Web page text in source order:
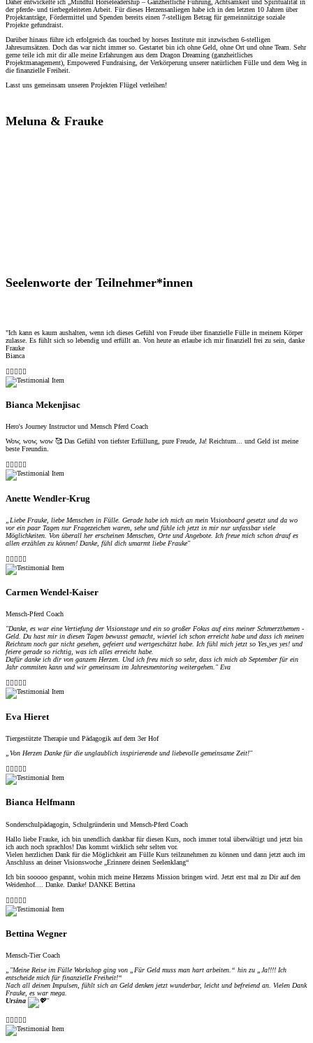
Daher entwickelte ich „Mindful Horseleadership – Ganzheitliche Führung, Achtsamkeit und Spiritualität in
der pferde- und tierbegeleiteten Arbeit. Für dieses Herzensanliegen habe ich in den letzten 10 Jahren über
Projektanträge, Fördermittel und Spenden bereits einen 7-stelligen Betrag für gemeinnützige soziale
Projekte gefundraist.
Darüber hinaus führe ich erfolgreich das touched by horses Institute mit inzwischen 6-stelligen
Jahresumsätzen. Doch das war nicht immer so. Gestartet bin ich ohne Geld, ohne Ort und ohne Team. Sehr
gerne teile ich mit dir alle meine Erfahrungen aus dem Dragon Dreaming (ganzheitliches
Projektmanagement), Empowered Fundraising, der Verkörperung unserer natürlichen Fülle und dem Weg in
die finanzielle Freiheit.
Lasst uns gemeinsam unseren Projekten Flügel verleihen!
Meluna & Frauke
Seelenworte der Teilnehmer*innen
"Ich kann es kaum aushalten, wenn ich dieses Gefühl von Freude über finanzielle Fülle in meinem Körper
zulasse. Es fühlt sich so lebendig und erfüllt an. Von heute an erlaube ich mir finanziell frei zu sein, danke
Frauke
Bianca

Bianca Mekenjisac
Hero's Journey Instructor und Mensch Pferd Coach
Wow, wow, wow 🥰 Das Gefühl von tiefster Erfüllung, pure Freude, Ja! Reichtum... und Geld ist meine
beste Freundin.

Anette Wendler-Krug
„Liebe Frauke, liebe Menschen in Fülle. Gerade habe ich mich an mein Visionboard gesetzt und da wo
vor ein paar Tagen nur Fragezeichen waren, sehe und fühle ich jetzt in mir nur unfassbar viele
Möglichkeiten. Von überall her erscheinen Menschen, Orte und Angebote. Ich freue mich schon drauf es
allen erzählen zu können! Danke, fühl dich umarmt liebe Frauke"

Carmen Wendel-Kaiser
Mensch-Pferd Coach
"Danke, es war eine Vertiefung der Visionstage und ein so großer Fokus auf eins meiner Schmerzthemen -
Geld. Du hast mir in diesen Tagen bewusst gemacht, wieviel ich schon erreicht habe und dass ich meinen
Reichtum noch gar nicht gesehen, gefeiert und wertgeschätzt habe. Ich fühl mich jetzt so Yes,yes yes! und
feiere gerade so richtig, was ich alles erreicht habe.
Dafür danke ich dir von ganzem Herzen. Und ich freu mich so sehr, dass ich mich ab September für ein
Jahr commiten kann und wir gemeinsam im Jahresmentoring weitergehen." Eva

Eva Hieret
Tiergestützte Therapie und Pädagogik auf dem 3er Hof
„Von Herzen Danke für die unglaublich inspirierende und liebevolle gemeinsame Zeit!"

Bianca Helfmann
Sonderschulpädagogin, Schulgründerin und Mensch-Pferd Coach
Hallo liebe Frauke, ich bin unendlich dankbar für diesen Kurs, noch immer total überwältigt und jetzt bin
ich auch noch sprachlos! Das kommt wirklich sehr selten vor.
Vielen herzlichen Dank für die Möglichkeit am Fülle Kurs teilzunehmen zu können und dann jetzt auch im
Anschluss an deiner Visionswoche „Erinnere deinen Seelenklang“
Ich bin sooooo gespannt, wohin mich meine Herzens Mission bringen wird. Jetzt erst mal zu Dir auf den
Weidenhof.... Danke. Danke! DANKE Bettina

Bettina Wegner
Mensch-Tier Coach
"Meine Reise im Fülle Workshop ging von „Für Geld muss man hart arbeiten.“ hin zu
„Ja!!!! Ich
entscheide mich für finanzielle Freiheit!“
Nach all deinen Impulsen, fühlt sich an Geld denken jetzt wunderbar, leicht und befreiend an. Vielen Dank
Frauke, es war mega.
Ursina
"
